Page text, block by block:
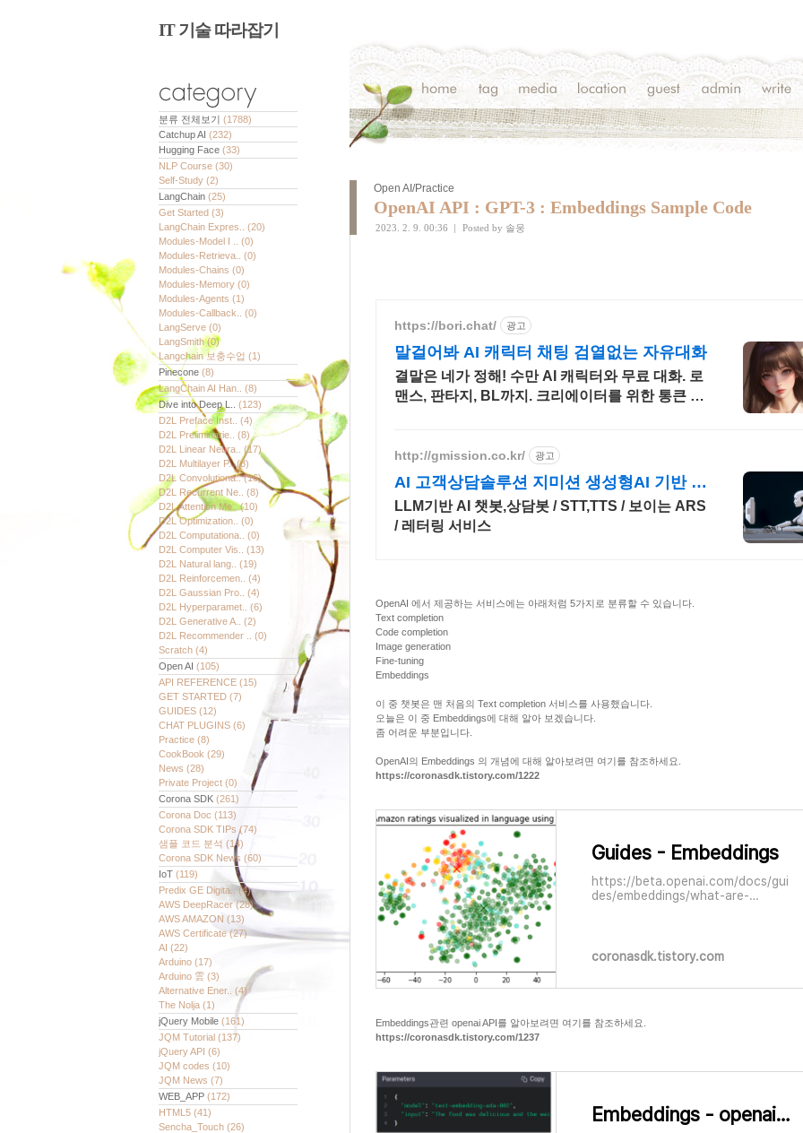
IT 기술 따라잡기
분류 전체보기 (1788)
Catchup AI (232)
Hugging Face (33)
NLP Course (30)
Self-Study (2)
LangChain (25)
Get Started (3)
LangChain Expres.. (20)
Modules-Model I .. (0)
Modules-Retrieva.. (0)
Modules-Chains (0)
Modules-Memory (0)
Modules-Agents (1)
Modules-Callback.. (0)
LangServe (0)
LangSmith(0)
Langchain 보충수업 (1)
Pinecone (8)
LangChain AI Han.. (8)
Dive into Deep L.. (123)
D2L Preface Inst.. (4)
D2L Preliminarie.. (8)
D2L Linear Neura.. (17)
D2L Multilayer P..(8)
D2L Convolutiona..(16)
D2L Recurrent Ne.. (8)
D2L Attention Me..(10)
D2L Optimization.. (0)
D2L Computationa.. (0)
D2L Computer Vis.. (13)
D2L Natural lang.. (19)
D2L Reinforcemen.. (4)
D2L Gaussian Pro.. (4)
D2L Hyperparamet.. (6)
D2L Generative A.. (2)
D2L Recommender .. (0)
Scratch (4)
Open AI (105)
API REFERENCE (15)
GET STARTED (7)
GUIDES (12)
CHAT PLUGINS (6)
Practice (8)
CookBook (29)
News (28)
Private Project (0)
Corona SDK (261)
Corona Doc (113)
Corona SDK TIPs (74)
샘플 코드 분석 (14)
Corona SDK News (60)
IoT (119)
Predix GE Digita.. (4)
AWS DeepRacer(28)
AWS AMAZON (13)
AWS Certificate(27)
AI (22)
Arduino (17)
Arduino 雲 (3)
Alternative Ener.. (4)
The Nolja (1)
jQuery Mobile (161)
JQM Tutorial (137)
jQuery API (6)
JQM codes (10)
JQM News (7)
WEB_APP (172)
HTML5 (41)
Sencha_Touch (26)
Open AI/Practice
OpenAI API : GPT-3 : Embeddings Sample Code
2023. 2. 9. 00:36 | Posted by 솔웅
https://bori.chat/ 광고
말걸어봐 AI 캐릭터 채팅 검열없는 자유대화
결말은 네가 정해! 수만 AI 캐릭터와 무료 대화. 로
맨스, 판타지, BL까지. 크리에이터를 위한 통큰 리
http://gmission.co.kr/ 광고
AI 고객상담솔루션 지미션 생성형AI 기반 솔
루션 개발
LLM기반 AI 챗봇,상담봇 / STT,TTS / 보이는 ARS
/ 레터링 서비스
OpenAI 에서 제공하는 서비스에는 아래처럼 5가지로 분류할 수 있습니다.
Text completion
Code completion
Image generation
Fine-tuning
Embeddings
이 중 챗봇은 맨 처음의 Text completion 서비스를 사용했습니다.
오늘은 이 중 Embeddings에 대해 알아 보겠습니다.
좀 어려운 부분입니다.
OpenAI의 Embeddings 의 개념에 대해 알아보려면 여기를 참조하세요.
https://coronasdk.tistory.com/1222
Guides - Embeddings
https://beta.openai.com/docs/gui
des/embeddings/what-are-
beta.openai.com Embeddings
What are embeddings? OpenAI’s
coronasdk.tistory.com
Embeddings관련 openai API를 알아보려면 여기를 참조하세요.
https://coronasdk.tistory.com/1237
Embeddings - openai.Embedding.create()